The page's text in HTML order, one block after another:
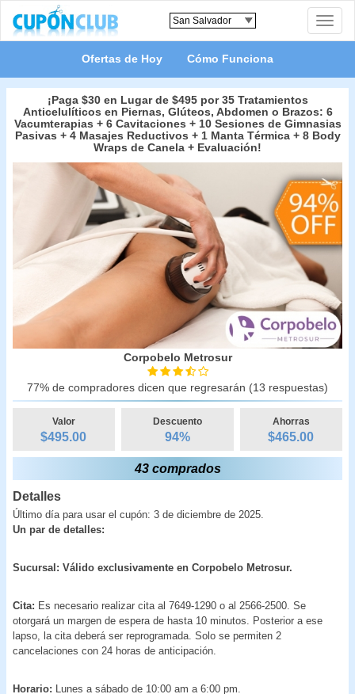
Toggle
Ofertas de Hoy Cómo Funciona
¡Paga $30 en Lugar de $495 por 35 Tratamientos
Anticelulíticos en Piernas, Glúteos, Abdomen o Brazos: 6
Vacumterapias + 6 Cavitaciones + 10 Sesiones de Gimnasias
Pasivas + 4 Masajes Reductivos + 1 Manta Térmica + 8 Body
Wraps de Canela + Evaluación!
Corpobelo Metrosur
77% de compradores dicen que regresarán (13 respuestas)
Valor
$495.00
Descuento
94%
Ahorras
$465.00
43 comprados
Detalles
Último día para usar el cupón: 3 de diciembre de 2025.
Un par de detalles:
Sucursal: Válido exclusivamente en Corpobelo Metrosur.
Cita: Es necesario realizar cita al 7649-1290 o al 2566-2500. Se
otorgará un margen de espera de hasta 10 minutos. Posterior a ese
lapso, la cita deberá ser reprogramada. Solo se permiten 2
cancelaciones con 24 horas de anticipación.
Horario: Lunes a sábado de 10:00 am a 6:00 pm.